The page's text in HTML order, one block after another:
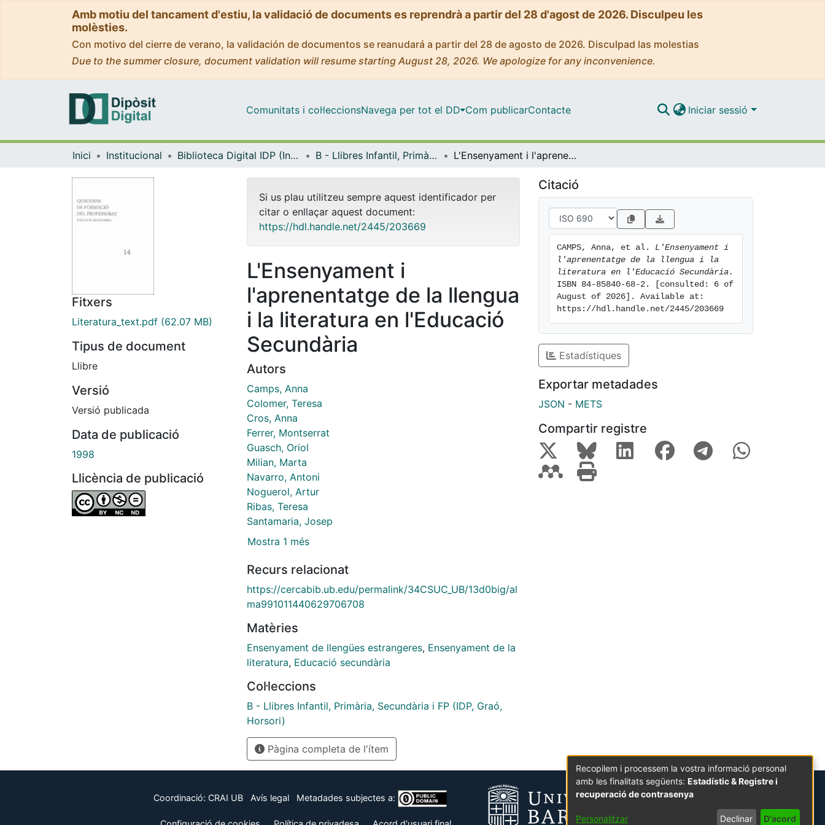
Amb motiu del tancament d'estiu, la validació de documents es reprendrà a partir del 28 d'agost de 2026. Disculpeu les
molèsties.
Con motivo del cierre de verano, la validación de documentos se reanudará a partir del 28 de agosto de 2026. Disculpad las molestias
Due to the summer closure, document validation will resume starting August 28, 2026. We apologize for any inconvenience.
Comunitats i col·leccionsNavega per tot el DD Com publicarContacte Iniciar sessió
Inici Institucional Biblioteca Digital IDP (Institut de Desenvolupament Professional) B - Llibres Infantil, Primària, Secundària i FP (IDP, Graó, Horsori) L'Ensenyament i l'aprenentatge de la llengua i la literatura en l'Educació Secundària
Fitxers
Literatura_text.pdf (62.07 MB)
Tipus de document
Llibre
Versió
Versió publicada
Data de publicació
1998
Llicència de publicació
Si us plau utilitzeu sempre aquest identificador per
citar o enllaçar aquest document:
https://hdl.handle.net/2445/203669
L'Ensenyament i
l'aprenentatge de la llengua
i la literatura en l'Educació
Secundària
Autors
Camps, Anna
Colomer, Teresa
Cros, Anna
Ferrer, Montserrat
Guasch, Oriol
Milian, Marta
Navarro, Antoni
Noguerol, Artur
Ribas, Teresa
Santamaria, Josep
Mostra 1 més
Recurs relacionat
https://cercabib.ub.edu/permalink/34CSUC_UB/13d0big/al
ma991011440629706708
Matèries
Ensenyament de llengües estrangeres, Ensenyament de la
literatura, Educació secundària
Col·leccions
B - Llibres Infantil, Primària, Secundària i FP (IDP, Graó,
Horsori)
Pàgina completa de l'ítem
Citació
CAMPS, Anna, et al. L'Ensenyament i
l'aprenentatge de la llengua i la
literatura en l'Educació Secundària.
ISBN 84-85840-68-2. [consulted: 6 of
August of 2026]. Available at:
https://hdl.handle.net/2445/203669
Estadístiques
Exportar metadades
JSON - METS
Compartir registre
Coordinació: CRAI UB Avís legal Metadades subjectes a:
Recopilem i processem la vostra informació personal
amb les finalitats següents: Estadístic & Registre i
recuperació de contrasenya
Personalitzar Declinar D'acord